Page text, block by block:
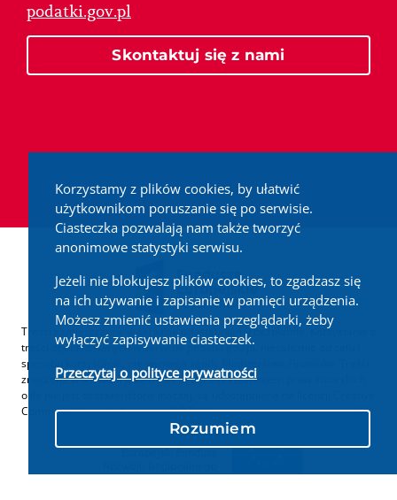
Korzystamy z plików cookies, by ułatwić
użytkownikom poruszanie się po serwisie.
Ciasteczka pozwalają nam także tworzyć
anonimowe statystyki serwisu.
Jeżeli nie blokujesz plików cookies, to zgadzasz się
na ich używanie i zapisanie w pamięci urządzenia.
Możesz zmienić ustawienia przeglądarki, żeby
wyłączyć zapisywanie ciasteczek.
Przeczytaj o polityce prywatności
Rozumiem
podatki.gov.pl
Skontaktuj się z nami
Treści zamieszczone w serwisie udostępniamy bezpłatnie. Korzystanie z
treści opublikowanych w serwisie podatki.gov.pl, niezależnie od celu i
sposobu korzystania, nie wymaga zgody Ministerstwa Finansów. Treści
znaczone w serwisie jako treści będące przedmiotem praw autorskich,
o ile nie jest to stwierdzone inaczej, są udostępniane na licencji Creative
Commons Uznanie Autorstwa 3.0 Polska.